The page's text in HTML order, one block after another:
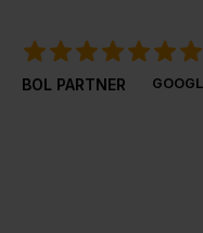
BOL PARTNER